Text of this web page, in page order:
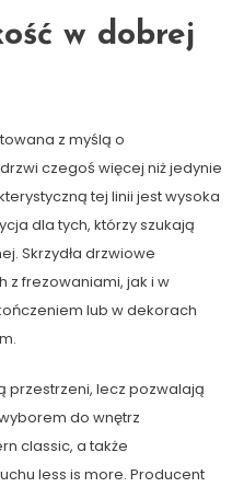
w dobrej
z myślą o
czegoś więcej niż jedynie
tej linii jest wysoka
dla tych, którzy szukają
Skrzydła drzwiowe
z frezowaniami, jak i w
lub w dekorach
przestrzeni, lecz pozwalają
do wnętrz
classic, a także
less is more. Producent